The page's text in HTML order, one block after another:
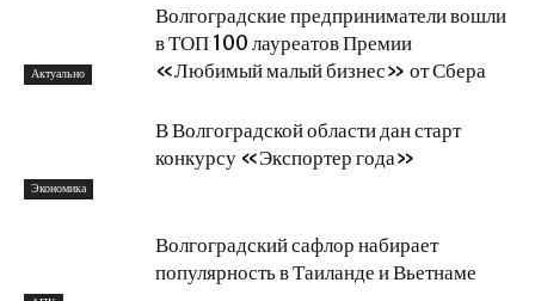
Актуально
Волгоградские предприниматели вошли
в ТОП 100 лауреатов Премии
«Любимый малый бизнес» от Сбера
Экономика
В Волгоградской области дан старт
конкурсу «Экспортер года»
Волгоградский сафлор набирает
популярность в Таиланде и Вьетнаме